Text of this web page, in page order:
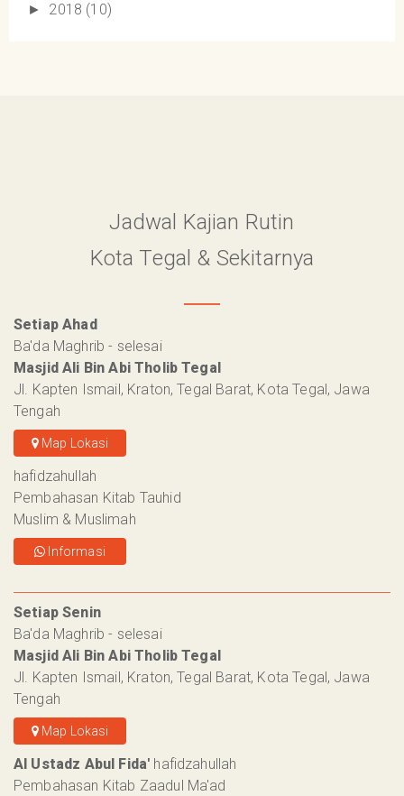
► 2018 (10)
Jadwal Kajian Rutin
Kota Tegal & Sekitarnya
Setiap Ahad
Ba'da Maghrib - selesai
Masjid Ali Bin Abi Tholib Tegal
Jl. Kapten Ismail, Kraton, Tegal Barat, Kota Tegal, Jawa
Tengah
Map Lokasi
hafidzahullah
Pembahasan Kitab Tauhid
Muslim & Muslimah
Informasi
Setiap Senin
Ba'da Maghrib - selesai
Masjid Ali Bin Abi Tholib Tegal
Jl. Kapten Ismail, Kraton, Tegal Barat, Kota Tegal, Jawa
Tengah
Map Lokasi
Al Ustadz Abul Fida' hafidzahullah
Pembahasan Kitab Zaadul Ma'ad